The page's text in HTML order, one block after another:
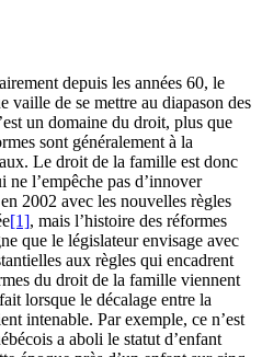
depuis les années 60, le
vaille de se mettre au diapason des
un domaine du droit, plus que
sont généralement à la
Le droit de la famille est donc
l’empêche pas d’innover
2002 avec les nouvelles règles
[1], mais l’histoire des réformes
que le législateur envisage avec
aux règles qui encadrent
du droit de la famille viennent
lorsque le décalage entre la
intenable. Par exemple, ce n’est
a aboli le statut d’enfant